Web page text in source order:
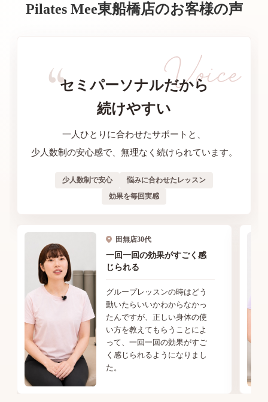
Pilates Mee東船橋店のお客様の声
セミパーソナルだから
続けやすい
一人ひとりに合わせたサポートと、
少人数制の安心感で、無理なく続けられています。
少人数制で安心
悩みに合わせたレッスン
効果を毎回実感
田無店30代
一回一回の効果がすごく感
じられる
グループレッスンの時はどう
動いたらいいかわからなかっ
たんですが、正しい身体の使
い方を教えてもらうことによ
って、一回一回の効果がすご
く感じられるようになりまし
た。